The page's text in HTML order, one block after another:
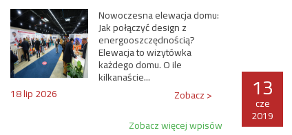
Nowoczesna elewacja domu:
Jak połączyć design z
energooszczędnością?
Elewacja to wizytówka
każdego domu. O ile
kilkanaście...
18 lip 2026
Zobacz >
Zobacz więcej wpisów
13
cze
2019